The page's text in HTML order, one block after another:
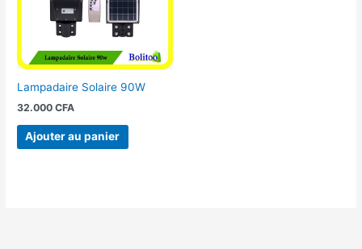
Lampadaire Solaire 90W
32.000CFA
Ajouter au panier